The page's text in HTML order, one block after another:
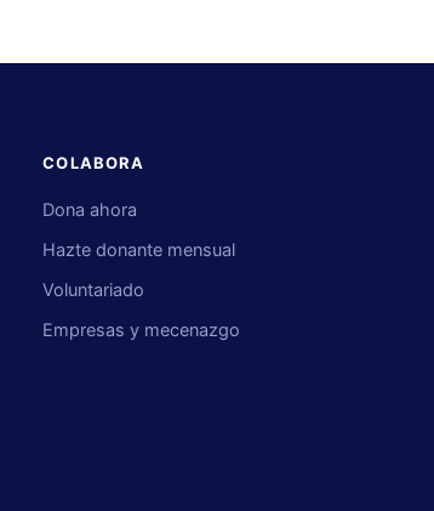
COLABORA
Dona ahora
Hazte donante mensual
Voluntariado
Empresas y mecenazgo